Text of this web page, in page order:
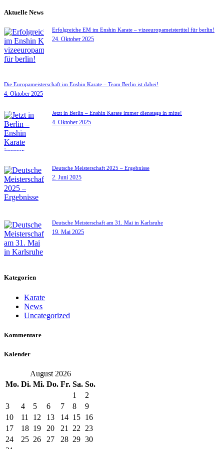
Aktuelle News
Erfolgreiche EM im Enshin Karate – vizeeuropameistertitel für berlin!
24. Oktober 2025
Die Europameisterschaft im Enshin Karate – Team Berlin ist dabei!
4. Oktober 2025
Jetzt in Berlin – Enshin Karate immer dienstags in mitte!
4. Oktober 2025
Deutsche Meisterschaft 2025 – Ergebnisse
2. Juni 2025
Deutsche Meisterschaft am 31. Mai in Karlsruhe
19. Mai 2025
Kategorien
Karate
News
Uncategorized
Kommentare
Kalender
August 2026
Mo. Di. Mi. Do. Fr. Sa. So.
1
2
3
4 5 6 7 8
9
10
11 12 13 14 15 16
17
18 19 20 21 22
23
24
25 26 27 28 29 30